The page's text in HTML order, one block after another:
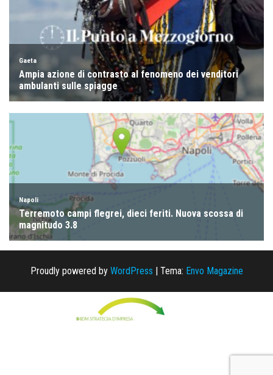
Proudly powered by WordPress | Tema: Envo Magazine